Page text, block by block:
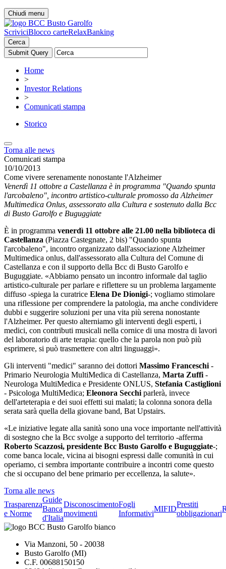
Chiudi menu
ScriviciBlocco carteRelaxBanking
Cerca
Home
>
Investor Relations
>
Comunicati stampa
Storico
Torna alle news
Comunicati stampa
10/10/2013
Come vivere serenamente nonostante l'Alzheimer
Venerdì 11 ottobre a Castellanza è in programma "Quando spunta
l'arcobaleno", incontro artistico-culturale promosso da Alzheimer
Multimedica Onlus, assessorato alla Cultura e sostenuto dalla Bcc
di Busto Garolfo e Buguggiate
È in programma venerdì 11 ottobre alle 21.00 nella biblioteca di
Castellanza (Piazza Castegnate, 2 bis) "Quando spunta
l'arcobaleno", incontro organizzato dall'associazione Alzheimer
Multimedica onlus, dall'assessorato alla Cultura del Comune di
Castellanza e con il supporto della Bcc di Busto Garolfo e
Buguggiate. «Abbiamo pensato un incontro informale dal taglio
artistico-culturale per parlare e riflettere su un problema largamente
diffuso -spiega la curatrice Elena De Dionigi-; vogliamo stimolare
una riflessione per comprendere la patologia, ma anche condividere
dubbi e suggerire soluzioni per una vita più serena nonostante
l'Alzheimer. Per questo alterniamo gli interventi degli esperti, i
medici, con contributi musicali nella cornice di una mostra di lavori
del laboratorio di arte terapia: quello che la parola non può più
esprimere, si può trasmettere con altri linguaggi».
Gli interventi "medici" saranno dei dottori Massimo Franceschi -
Primario Neurologia MultiMedica di Castellanza, Marta Zuffi -
Neurologa MultiMedica e Presidente ONLUS, Stefania Castiglioni
- Psicologa MultiMedica; Eleonora Secchi parlerà, invece
dell'arteterapia e dei suoi effetti sui malati; la colonna sonora della
serata sarà quella della giovane band, Bat Upstairs.
«Le iniziative legate alla sanità sono una voce importante nell'attività
di sostegno che la Bcc svolge a supporto del territorio -afferma
Roberto Scazzosi, presidente Bcc Busto Garolfo e Buguggiate-;
come banca locale, vicina ai bisogni espressi dalle comunità in cui
operiamo, ci sembra importante contribuire a incontri come questo
che si occupano del bene primario per eccellenza, la salute».
Torna alle news
Trasparenza
e Norme
Guide
Banca
d'Italia
Disconoscimento
movimenti
Fogli
Informativi
MIFID
Prestiti
obbligazionari
Via Manzoni, 50 - 20038
Busto Garolfo (MI)
C.F. 00688150150